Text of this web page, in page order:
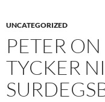
UNCATEGORIZED
PETER
TYCKER